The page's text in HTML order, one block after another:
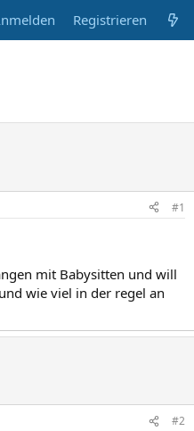
Registrieren
#1
mit Babysitten und will
wie viel in der regel an
#2